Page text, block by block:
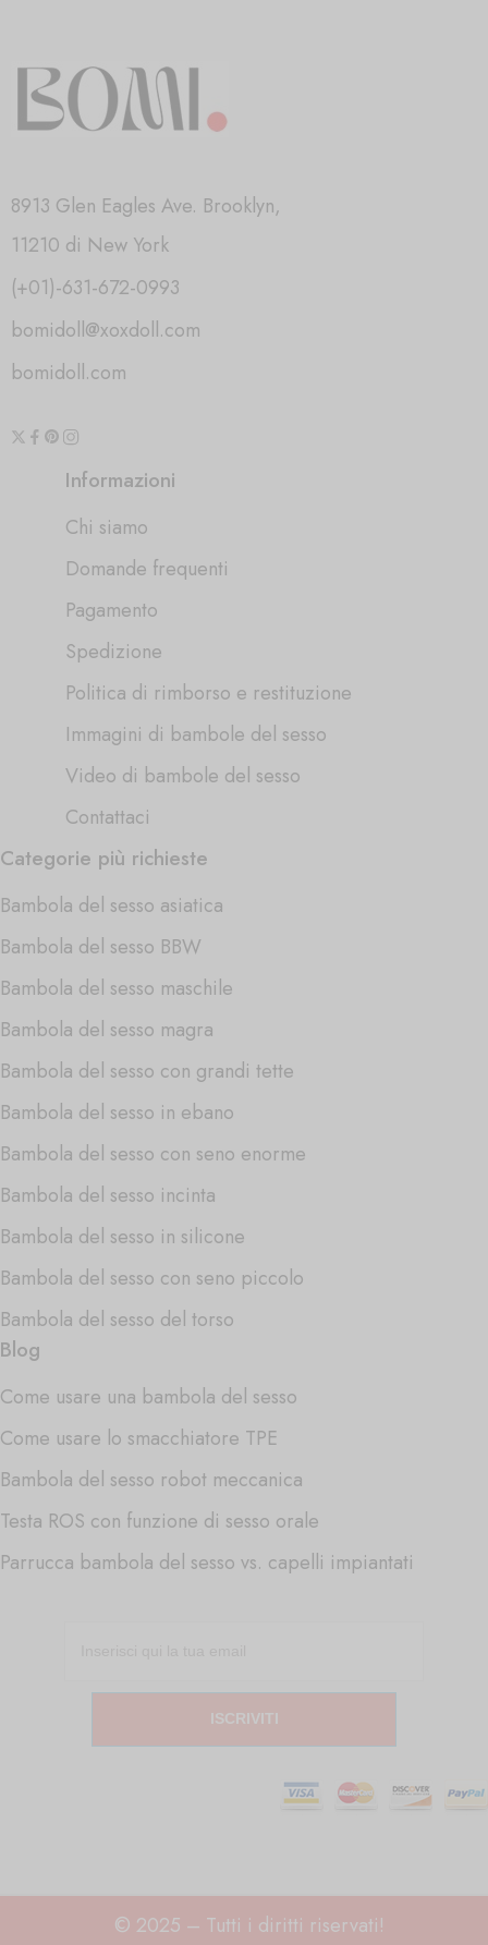
8913 Glen Eagles Ave. Brooklyn,
11210 di New York
(+01)-631-672-0993
bomidoll@xoxdoll.com
bomidoll.com
Informazioni
Chi siamo
Domande frequenti
Pagamento
Spedizione
Politica di rimborso e restituzione
Immagini di bambole del sesso
Video di bambole del sesso
Contattaci
Categorie più richieste
Bambola del sesso asiatica
Bambola del sesso BBW
Bambola del sesso maschile
Bambola del sesso magra
Bambola del sesso con grandi tette
Bambola del sesso in ebano
Bambola del sesso con seno enorme
Bambola del sesso incinta
Bambola del sesso in silicone
Bambola del sesso con seno piccolo
Bambola del sesso del torso
Blog
Come usare una bambola del sesso
Come usare lo smacchiatore TPE
Bambola del sesso robot meccanica
Testa ROS con funzione di sesso orale
Parrucca bambola del sesso vs. capelli impiantati
ISCRIVITI
© 2025 – Tutti i diritti riservati!